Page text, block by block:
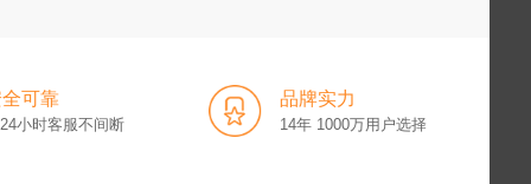
可靠
小时客服不间断
品牌实力
14年 1000万用户选择